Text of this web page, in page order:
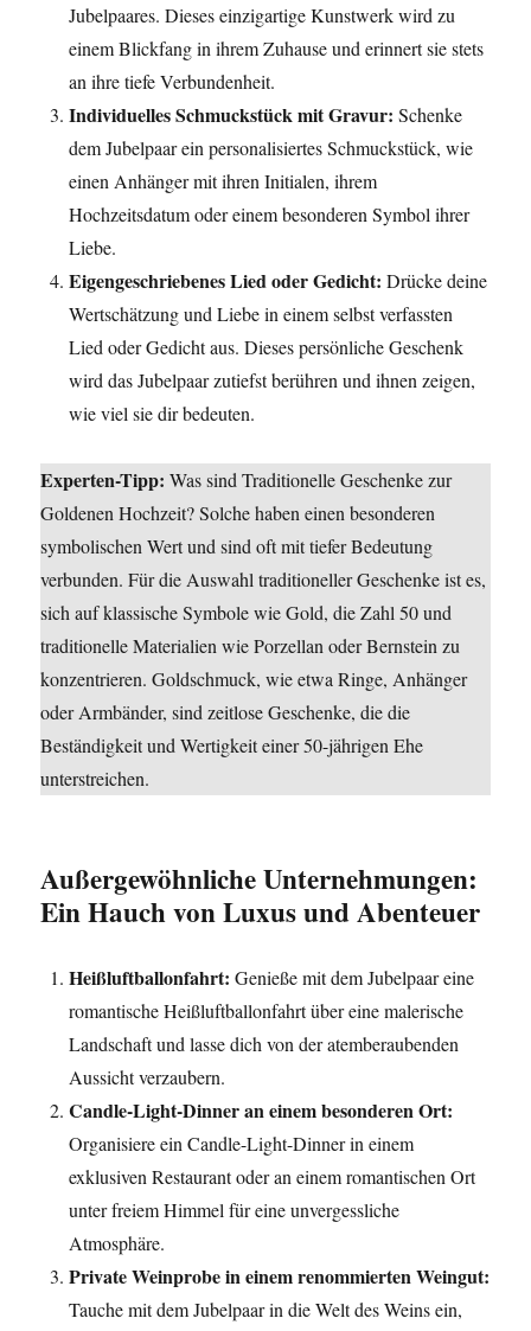
Jubelpaares. Dieses einzigartige Kunstwerk wird zu
einem Blickfang in ihrem Zuhause und erinnert sie stets
an ihre tiefe Verbundenheit.
Individuelles Schmuckstück mit Gravur: Schenke
dem Jubelpaar ein personalisiertes Schmuckstück, wie
einen Anhänger mit ihren Initialen, ihrem
Hochzeitsdatum oder einem besonderen Symbol ihrer
Liebe.
Eigengeschriebenes Lied oder Gedicht: Drücke deine
Wertschätzung und Liebe in einem selbst verfassten
Lied oder Gedicht aus. Dieses persönliche Geschenk
wird das Jubelpaar zutiefst berühren und ihnen zeigen,
wie viel sie dir bedeuten.
Experten-Tipp: Was sind Traditionelle Geschenke zur
Goldenen Hochzeit? Solche haben einen besonderen
symbolischen Wert und sind oft mit tiefer Bedeutung
verbunden. Für die Auswahl traditioneller Geschenke ist es,
sich auf klassische Symbole wie Gold, die Zahl 50 und
traditionelle Materialien wie Porzellan oder Bernstein zu
konzentrieren. Goldschmuck, wie etwa Ringe, Anhänger
oder Armbänder, sind zeitlose Geschenke, die die
Beständigkeit und Wertigkeit einer 50-jährigen Ehe
unterstreichen.
Außergewöhnliche Unternehmungen:
Ein Hauch von Luxus und Abenteuer
Heißluftballonfahrt: Genieße mit dem Jubelpaar eine
romantische Heißluftballonfahrt über eine malerische
Landschaft und lasse dich von der atemberaubenden
Aussicht verzaubern.
Candle-Light-Dinner an einem besonderen Ort:
Organisiere ein Candle-Light-Dinner in einem
exklusiven Restaurant oder an einem romantischen Ort
unter freiem Himmel für eine unvergessliche
Atmosphäre.
Private Weinprobe in einem renommierten Weingut:
Tauche mit dem Jubelpaar in die Welt des Weins ein,